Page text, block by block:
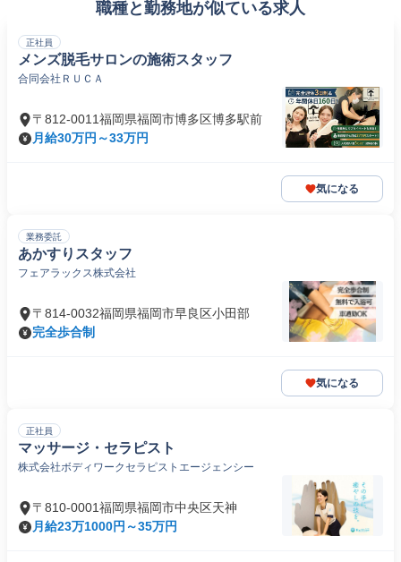
職種と勤務地が似ている求人
正社員
メンズ脱毛サロンの施術スタッフ
合同会社ＲＵＣＡ
〒812-0011福岡県福岡市博多区博多駅前
月給30万円～33万円
気になる
業務委託
あかすりスタッフ
フェアラックス株式会社
〒814-0032福岡県福岡市早良区小田部
完全歩合制
気になる
正社員
マッサージ・セラピスト
株式会社ボディワークセラピストエージェンシー
〒810-0001福岡県福岡市中央区天神
月給23万1000円～35万円